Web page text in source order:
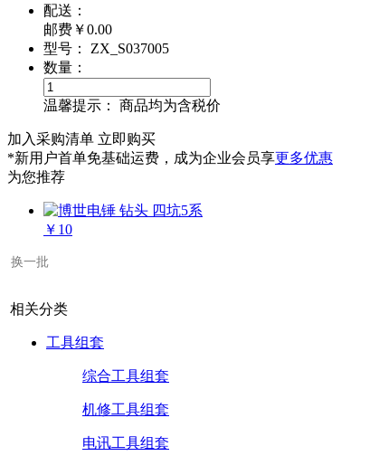
配送：
邮费￥0.00
型号： ZX_S037005
数量：
温馨提示： 商品均为含税价
加入采购清单 立即购买
*新用户首单免基础运费，成为企业会员享更多优惠
为您推荐
￥10
换一批
相关分类
工具组套
综合工具组套
机修工具组套
电讯工具组套